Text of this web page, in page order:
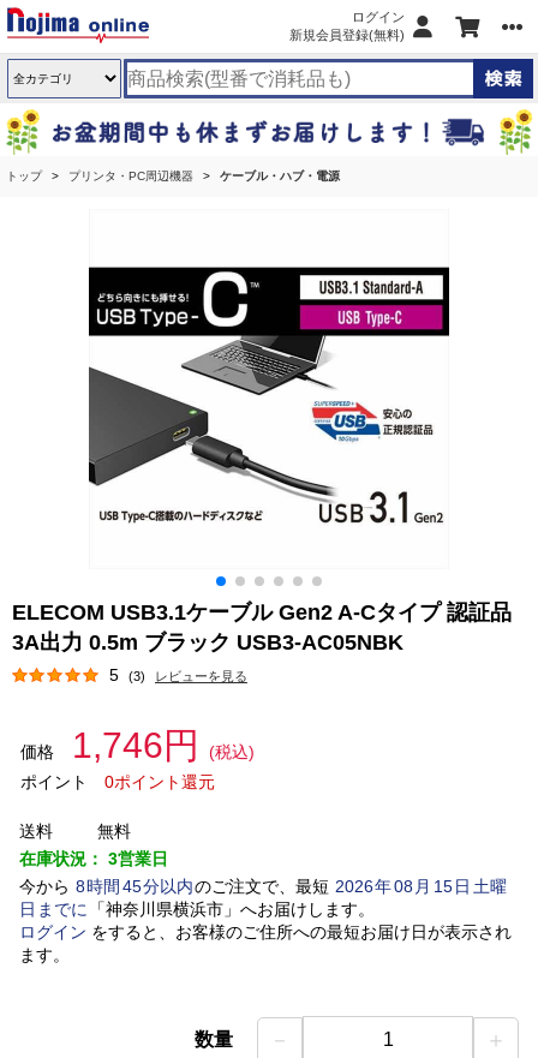
ログイン
新規会員登録(無料)
トップ プリンタ・PC周辺機器 ケーブル・ハブ・電源
ELECOM USB3.1ケーブル Gen2 A-Cタイプ 認証品
3A出力 0.5m ブラック USB3-AC05NBK
5 (3) レビューを見る
価格 1,746円
(税込)
ポイント
0ポイント還元
送料
無料
在庫状況： 3営業日
今から 8時間 45分以内のご注文で、最短 2026年08 月 15日土曜
日 までに 「神奈川県横浜市」 へお届けします。
ログイン をすると、お客様のご住所への最短お届け日が表示され
ます。
数量 － 1 ＋